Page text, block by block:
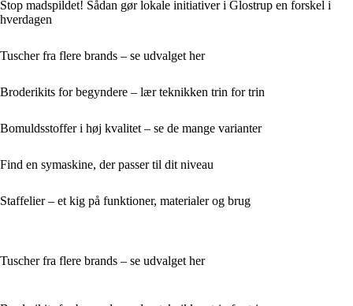
Stop madspildet! Sådan gør lokale initiativer i Glostrup en forskel i
hverdagen
Tuscher fra flere brands – se udvalget her
Broderikits for begyndere – lær teknikken trin for trin
Bomuldsstoffer i høj kvalitet – se de mange varianter
Find en symaskine, der passer til dit niveau
Staffelier – et kig på funktioner, materialer og brug
Tuscher fra flere brands – se udvalget her